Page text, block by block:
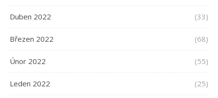
Duben 2022 (33)
Březen 2022 (68)
Únor 2022 (55)
Leden 2022 (25)